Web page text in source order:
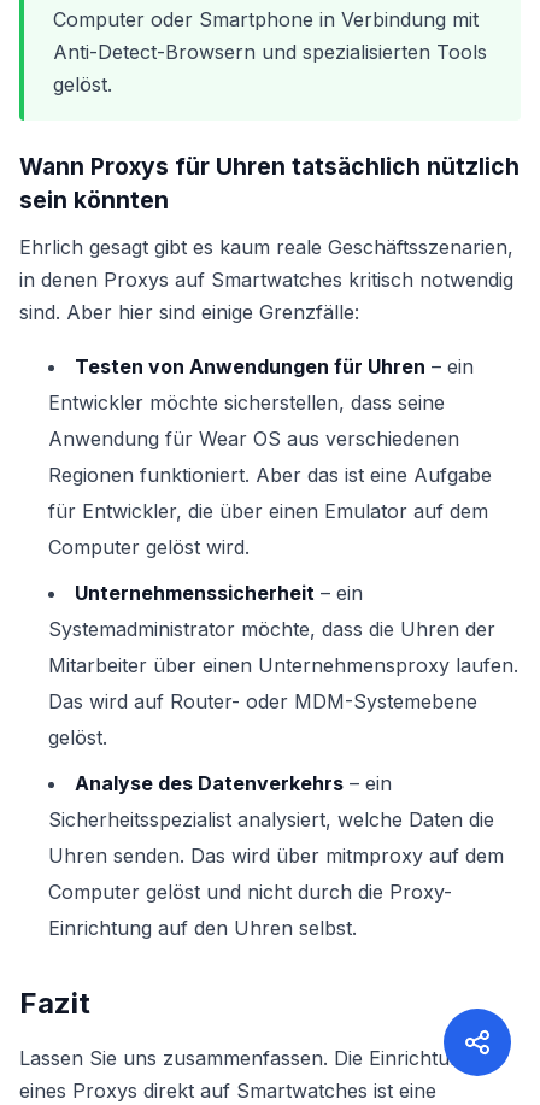
Computer oder Smartphone in Verbindung mit
Anti-Detect-Browsern und spezialisierten Tools
gelöst.
Wann Proxys für Uhren tatsächlich nützlich
sein könnten
Ehrlich gesagt gibt es kaum reale Geschäftsszenarien,
in denen Proxys auf Smartwatches kritisch notwendig
sind. Aber hier sind einige Grenzfälle:
Testen von Anwendungen für Uhren – ein
Entwickler möchte sicherstellen, dass seine
Anwendung für Wear OS aus verschiedenen
Regionen funktioniert. Aber das ist eine Aufgabe
für Entwickler, die über einen Emulator auf dem
Computer gelöst wird.
Unternehmenssicherheit – ein
Systemadministrator möchte, dass die Uhren der
Mitarbeiter über einen Unternehmensproxy laufen.
Das wird auf Router- oder MDM-Systemebene
gelöst.
Analyse des Datenverkehrs – ein
Sicherheitsspezialist analysiert, welche Daten die
Uhren senden. Das wird über mitmproxy auf dem
Computer gelöst und nicht durch die Proxy-
Einrichtung auf den Uhren selbst.
Fazit
Lassen Sie uns zusammenfassen. Die Einrichtung
eines Proxys direkt auf Smartwatches ist eine